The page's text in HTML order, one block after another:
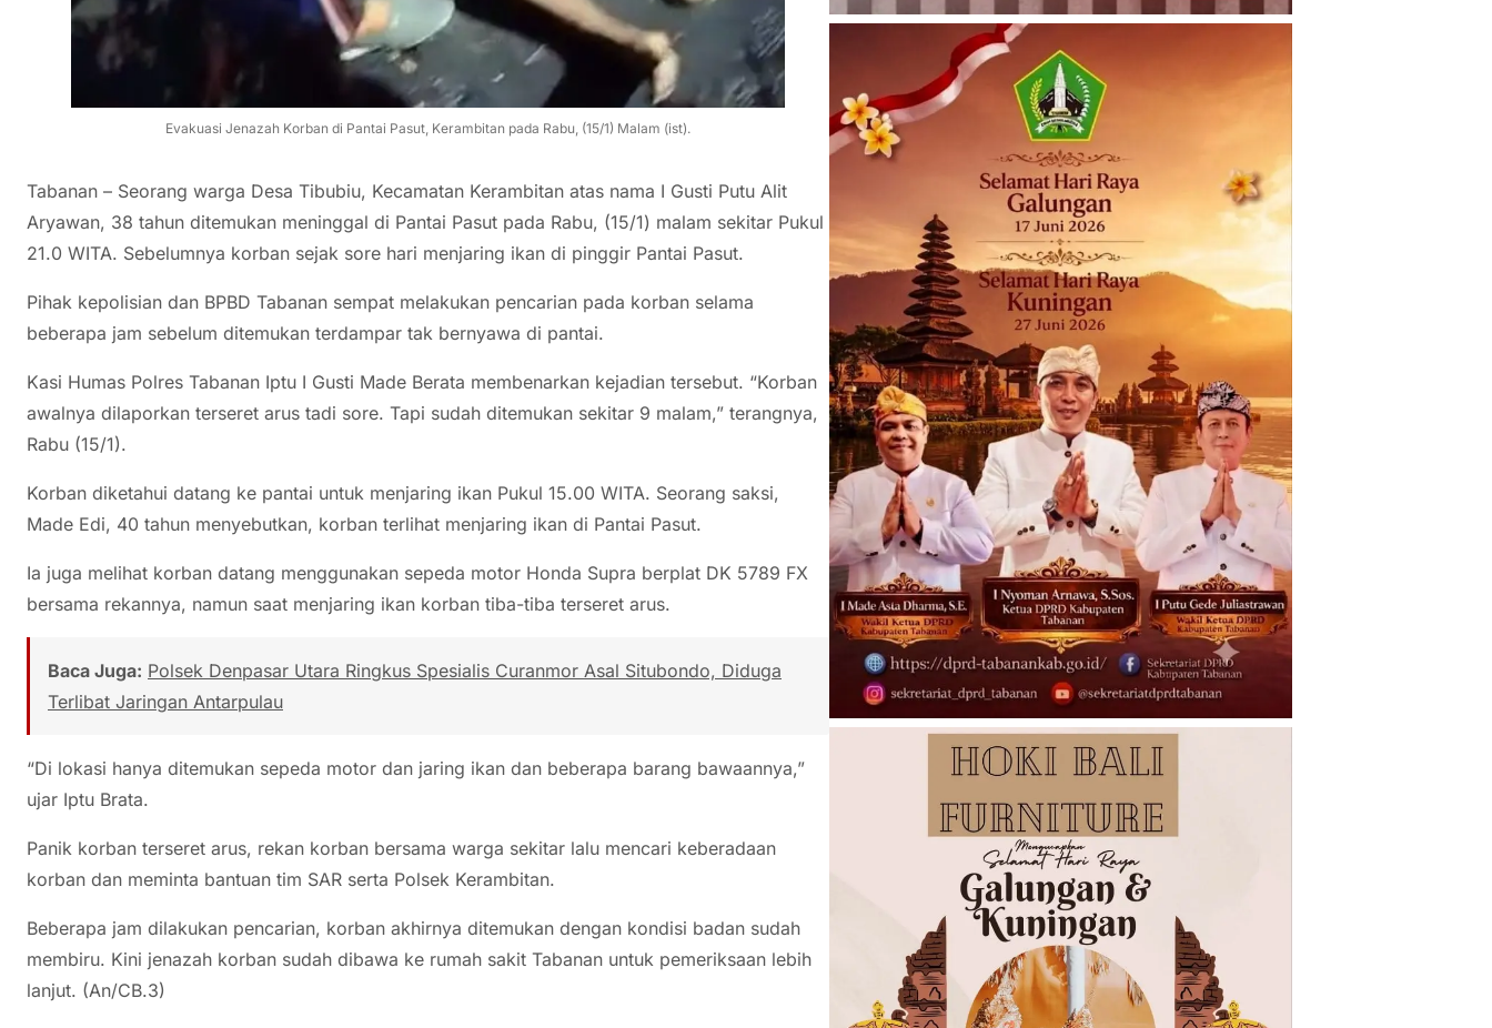
Evakuasi Jenazah Korban di Pantai Pasut, Kerambitan pada Rabu, (15/1) Malam (ist).
Tabanan – Seorang warga Desa Tibubiu, Kecamatan Kerambitan atas nama I Gusti Putu Alit
Aryawan, 38 tahun ditemukan meninggal di Pantai Pasut pada Rabu, (15/1) malam sekitar Pukul
21.0 WITA. Sebelumnya korban sejak sore hari menjaring ikan di pinggir Pantai Pasut.
Pihak kepolisian dan BPBD Tabanan sempat melakukan pencarian pada korban selama
beberapa jam sebelum ditemukan terdampar tak bernyawa di pantai.
Kasi Humas Polres Tabanan Iptu I Gusti Made Berata membenarkan kejadian tersebut. “Korban
awalnya dilaporkan terseret arus tadi sore. Tapi sudah ditemukan sekitar 9 malam,” terangnya,
Rabu (15/1).
Korban diketahui datang ke pantai untuk menjaring ikan Pukul 15.00 WITA. Seorang saksi,
Made Edi, 40 tahun menyebutkan, korban terlihat menjaring ikan di Pantai Pasut.
Ia juga melihat korban datang menggunakan sepeda motor Honda Supra berplat DK 5789 FX
bersama rekannya, namun saat menjaring ikan korban tiba-tiba terseret arus.
Baca Juga: Polsek Denpasar Utara Ringkus Spesialis Curanmor Asal Situbondo, Diduga
Terlibat Jaringan Antarpulau
“Di lokasi hanya ditemukan sepeda motor dan jaring ikan dan beberapa barang bawaannya,”
ujar Iptu Brata.
Panik korban terseret arus, rekan korban bersama warga sekitar lalu mencari keberadaan
korban dan meminta bantuan tim SAR serta Polsek Kerambitan.
Beberapa jam dilakukan pencarian, korban akhirnya ditemukan dengan kondisi badan sudah
membiru. Kini jenazah korban sudah dibawa ke rumah sakit Tabanan untuk pemeriksaan lebih
lanjut. (An/CB.3)